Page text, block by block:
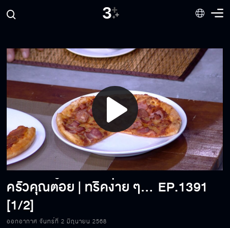
Play
Video
ครัวคุณต๋อย | ทริคง่าย ๆ อุ่นพิซซ่าแช่เย็น ให้นุ่มอร่อยไม่เสียรสชาติ | 02-06-2025 EP.1391
[1/2]
ออกอากาศ จันทร์ที่ 2 มิถุนายน 2568